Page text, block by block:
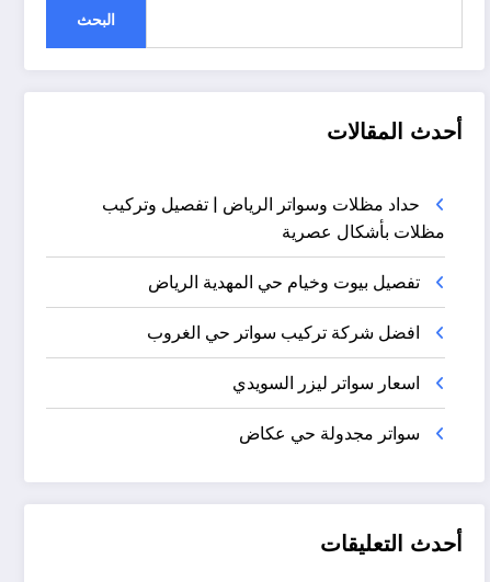
البحث
أحدث المقالات
حداد مظلات وسواتر الرياض | تفصيل وتركيب
مظلات بأشكال عصرية
تفصيل بيوت وخيام حي المهدية الرياض
افضل شركة تركيب سواتر حي الغروب
اسعار سواتر ليزر السويدي
سواتر مجدولة حي عكاض
أحدث التعليقات